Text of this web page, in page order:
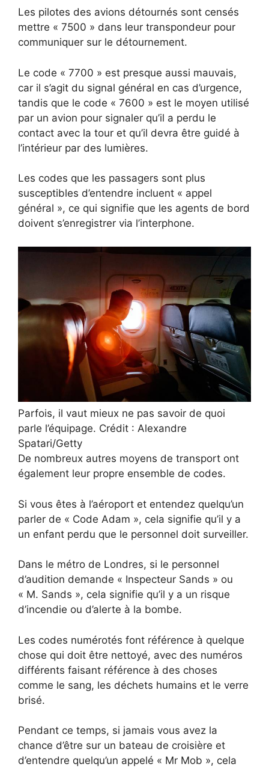
Les pilotes des avions détournés sont censés
mettre « 7500 » dans leur transpondeur pour
communiquer sur le détournement.
Le code « 7700 » est presque aussi mauvais,
car il s’agit du signal général en cas d’urgence,
tandis que le code « 7600 » est le moyen utilisé
par un avion pour signaler qu’il a perdu le
contact avec la tour et qu’il devra être guidé à
l’intérieur par des lumières.
Les codes que les passagers sont plus
susceptibles d’entendre incluent « appel
général », ce qui signifie que les agents de bord
doivent s’enregistrer via l’interphone.
Parfois, il vaut mieux ne pas savoir de quoi
parle l’équipage. Crédit : Alexandre
Spatari/Getty
De nombreux autres moyens de transport ont
également leur propre ensemble de codes.
Si vous êtes à l’aéroport et entendez quelqu’un
parler de « Code Adam », cela signifie qu’il y a
un enfant perdu que le personnel doit surveiller.
Dans le métro de Londres, si le personnel
d’audition demande « Inspecteur Sands » ou
« M. Sands », cela signifie qu’il y a un risque
d’incendie ou d’alerte à la bombe.
Les codes numérotés font référence à quelque
chose qui doit être nettoyé, avec des numéros
différents faisant référence à des choses
comme le sang, les déchets humains et le verre
brisé.
Pendant ce temps, si jamais vous avez la
chance d’être sur un bateau de croisière et
d’entendre quelqu’un appelé « Mr Mob », cela